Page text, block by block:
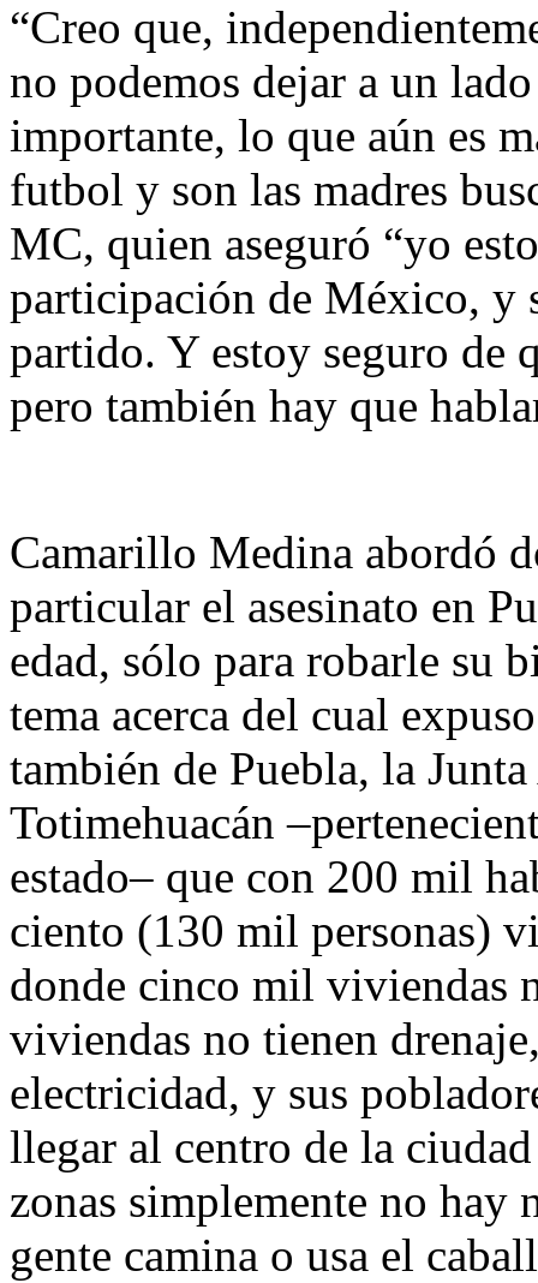
“Creo que,
no podemos dejar a un
importante, lo que aún es
futbol y son las madres
MC, quien aseguró “yo
participación de México, y
partido. Y estoy seguro de
pero también hay que
Camarillo Medina abordó
particular el asesinato en
edad, sólo para robarle su
tema acerca del cual
también de Puebla, la
Totimehuacán
estado– que con 200 mil
ciento (130 mil personas)
donde cinco mil viviendas
viviendas no tienen
electricidad, y sus
llegar al centro de la
zonas simplemente no
gente camina o usa el